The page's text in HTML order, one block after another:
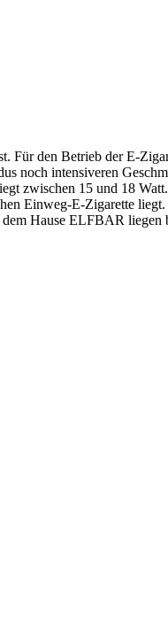
den Betrieb der E-
noch intensiveren
zwischen 15 und 18
Einweg-E-Zigarette
Hause ELFBAR liegen